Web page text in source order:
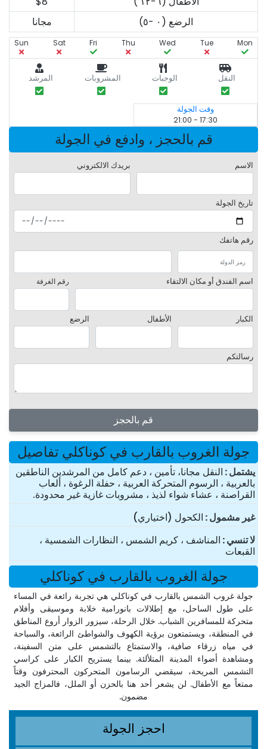
الرضع (٠ -٥)
مجانا
Mon
Tue
Wed
Thu
Fri
Sat
Sun
النقل الوجبات المشروبات المرشد
وقت الجولة
17:30 - 21:00
قم بالحجز ، وادفع في الجولة
الاسم بريدك الالكتروني
تاريخ الجولة
رقم هاتفك
اسم الفندق أو مكان الالتقاء رقم الغرفة
الكبار الأطفال الرضع
رسالتكم
قم بالحجز
جولة الغروب بالقارب في كوناكلي تفاصيل
یشتمل النقل مجانا، تأمين ، دعم كامل من المرشدين الناطقين
بالعربية ، الرسوم المتحركة العربية ، حفلة الرغوة ، ألعاب
القراصنة ، عشاء شواء لذيذ ، مشروبات غازية غير محدودة.
غير مشمول الكحول (اختياري)
لا تنسي المناشف ، كريم الشمس ، النظارات الشمسية ،
القبعات
جولة الغروب بالقارب في كوناكلي
جولة غروب الشمس بالقارب في كوناكلي هي تجربة رائعة في المساء
على طول الساحل، مع إطلالات بانورامية خلابة وموسيقى وأفلام
متحركة للمسافرين الشباب. خلال الرحلة، سيزور الزوار أروع المناطق
في المنطقة، ويستمتعون برؤية الكهوف والشواطئ الرائعة، والسباحة
في مياه زرقاء صافية، والاستمتاع بالتشمس على متن السفينة،
ومشاهدة أضواء المدينة المتلألئة. بينما يستريح الكبار على كراسي
التشمس المريحة، سيقضي الرسامون المتحركون المحترفون وقتاً
ممتعاً مع الأطفال. لن يشعر أحد هنا بالحزن أو الملل، فالمزاج الجيد
مضمون.
احجز الجولة